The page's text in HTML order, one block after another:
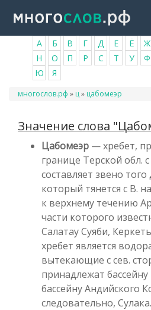
основному
содержанию
А Б В Г Д Е Ё Ж
Н
О П Р С Т У Ф
Ю
Я
Вы
многослов.рф » ц» цабомеэр
Значение слова
Цабомеэр — хребет,
границе Терской обл.
составляет звено
который тянется с В.
к верхнему течению
части которого
Салатау Суяби,
хребет является
вытекающие с сев.
принадлежат
бассейну Андийского
следовательно,